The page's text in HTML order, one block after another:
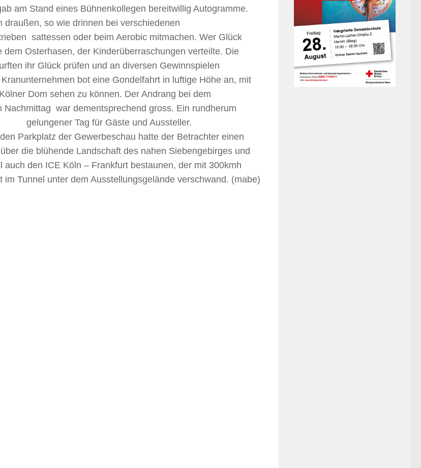
am Stand eines Bühnenkollegen bereitwillig Autogramme.
draußen, so wie drinnen bei verschiedenen
sattessen oder beim Aerobic mitmachen. Wer Glück
dem Osterhasen, der Kinderüberraschungen verteilte. Die
ihr Glück prüfen und an diversen Gewinnspielen
bot eine Gondelfahrt in luftige Höhe an, mit
Dom sehen zu können. Der Andrang bei dem
Nachmittag war dementsprechend gross. Ein rundherum
gelungener Tag für Gäste und Aussteller.
Parkplatz der Gewerbeschau hatte der Betrachter einen
die blühende Landschaft des nahen Siebengebirges und
auch den ICE Köln – Frankfurt bestaunen, der mit 300kmh
im Tunnel unter dem Ausstellungsgelände verschwand. (mabe)